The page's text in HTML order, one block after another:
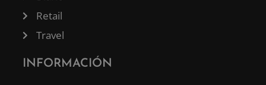
Retail
Travel
INFORMACIÓN